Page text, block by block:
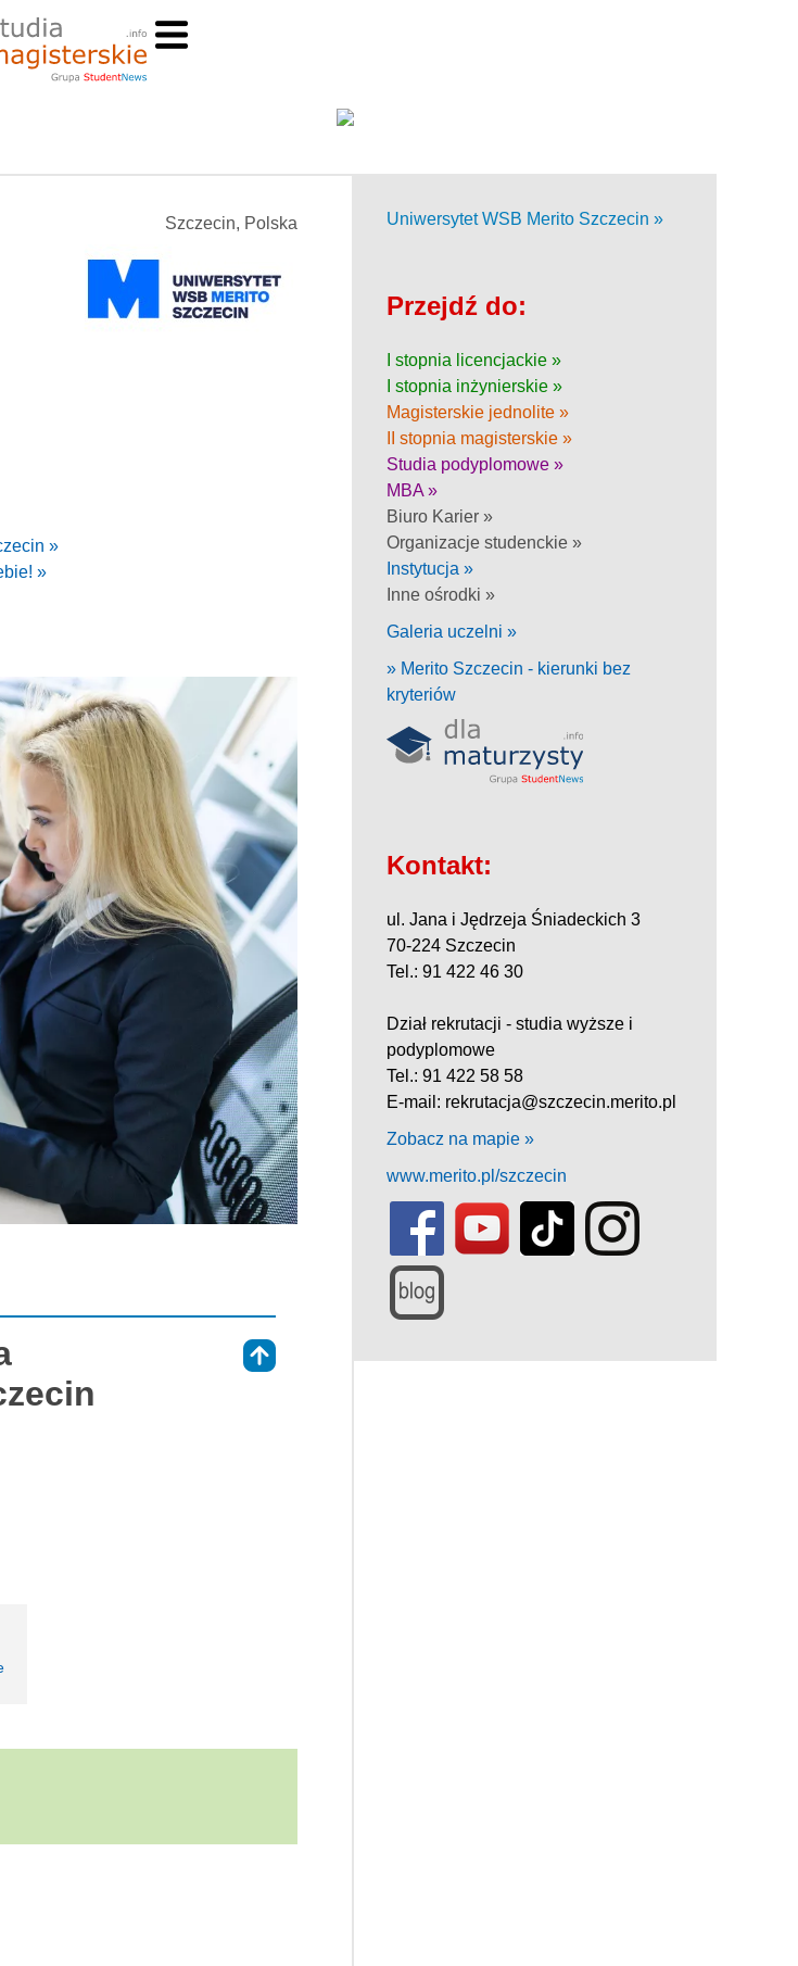
Szczecin, Polska
»
»
Uniwersytet WSB Merito Szczecin »
Przejdź do:
I stopnia licencjackie »
I stopnia inżynierskie »
Magisterskie jednolite »
II stopnia magisterskie »
Studia podyplomowe »
MBA »
Biuro Karier »
Organizacje studenckie »
Instytucja »
Inne ośrodki »
Galeria uczelni »
» Merito Szczecin - kierunki bez
kryteriów
Kontakt:
ul. Jana i Jędrzeja Śniadeckich 3
70-224 Szczecin
Tel.: 91 422 46 30
Dział rekrutacji - studia wyższe i
podyplomowe
Tel.: 91 422 58 58
E-mail: rekrutacja@szczecin.merito.pl
Zobacz na mapie »
www.merito.pl/szczecin